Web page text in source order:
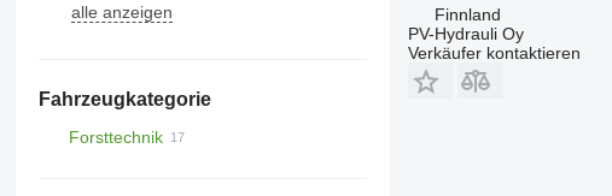
alle anzeigen
Fahrzeugkategorie
Forsttechnik
Finnland
PV-Hydrauli Oy
Verkäufer kontaktieren